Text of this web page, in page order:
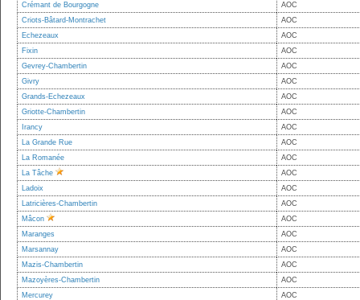
Crémant de Bourgogne
AOC
Criots-Bâtard-Montrachet
AOC
Echezeaux
AOC
Fixin
AOC
Gevrey-Chambertin
AOC
Givry
AOC
Grands-Echezeaux
AOC
Griotte-Chambertin
AOC
Irancy
AOC
La Grande Rue
AOC
La Romanée
AOC
La Tâche
AOC
Ladoix
AOC
Latricières-Chambertin
AOC
Mâcon
AOC
Maranges
AOC
Marsannay
AOC
Mazis-Chambertin
AOC
Mazoyères-Chambertin
AOC
Mercurey
AOC